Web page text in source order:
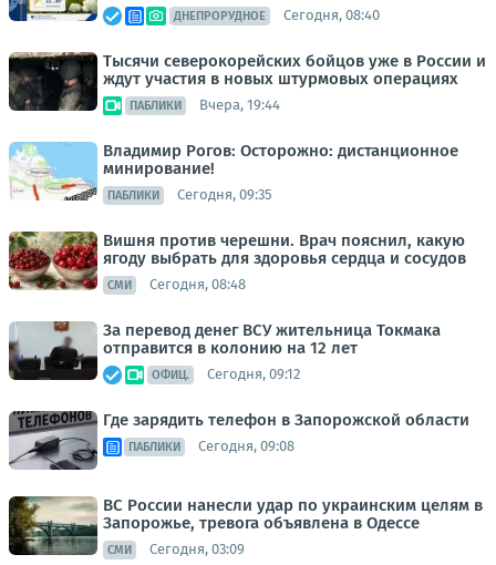
ДНЕПРОРУДНОЕ Сегодня, 08:40
Тысячи северокорейских бойцов уже в России и
ждут участия в новых штурмовых операциях
ПАБЛИКИ Вчера, 19:44
Владимир Рогов: Осторожно: дистанционное
минирование!
ПАБЛИКИ Сегодня, 09:35
Вишня против черешни. Врач пояснил, какую
ягоду выбрать для здоровья сердца и сосудов
СМИ Сегодня, 08:48
За перевод денег ВСУ жительница Токмака
отправится в колонию на 12 лет
ОФИЦ. Сегодня, 09:12
Где зарядить телефон в Запорожской области
ПАБЛИКИ Сегодня, 09:08
ВС России нанесли удар по украинским целям в
Запорожье, тревога объявлена в Одессе
СМИ Сегодня, 03:09